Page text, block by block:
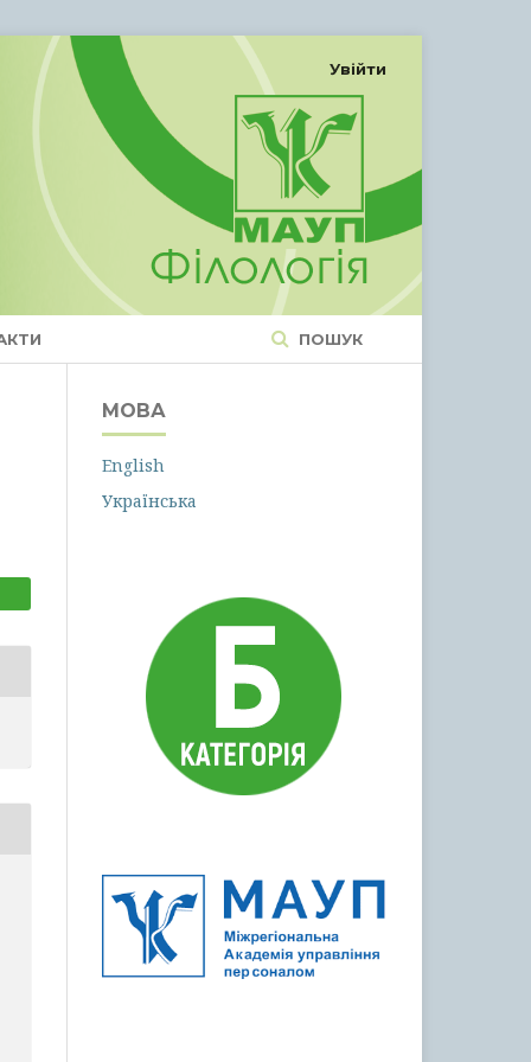
ПОШУК
Увійти
МОВА
English
Українська